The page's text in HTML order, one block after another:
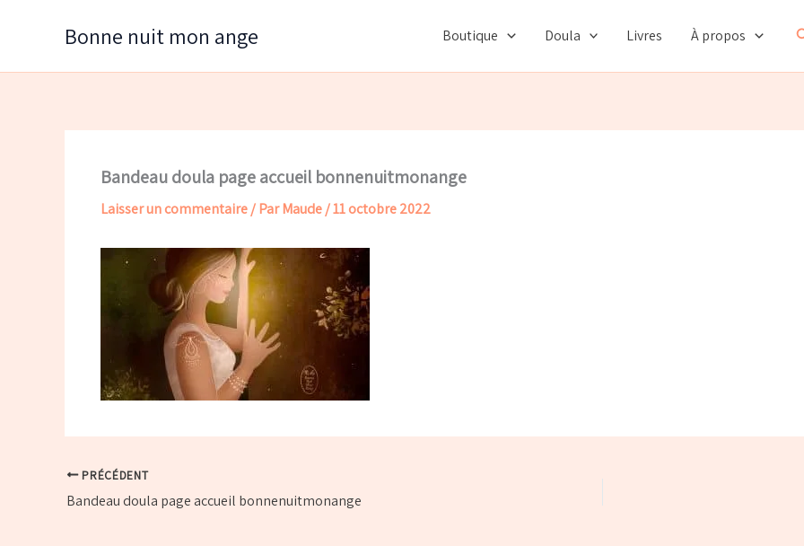
Bonne nuit mon ange Boutique Doula Livres À propos
Bandeau doula page accueil bonnenuitmonange
Laisser un commentaire/ ParMaude/11 octobre 2022
PRÉCÉDENT
Bandeau doula page accueil bonnenuitmonange